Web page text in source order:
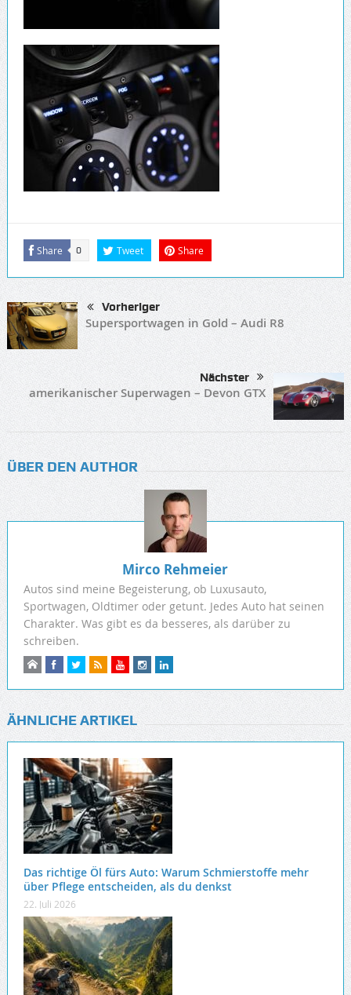
Share 0 Tweet Share
Vorheriger
Supersportwagen in Gold – Audi R8
Nächster
amerikanischer Superwagen – Devon GTX
ÜBER DEN AUTHOR
Mirco Rehmeier
Autos sind meine Begeisterung, ob Luxusauto,
Sportwagen, Oldtimer oder getunt. Jedes Auto hat seinen
Charakter. Was gibt es da besseres, als darüber zu
schreiben.
ÄHNLICHE ARTIKEL
Das richtige Öl fürs Auto: Warum Schmierstoffe mehr
über Pflege entscheiden, als du denkst
22. Juli 2026